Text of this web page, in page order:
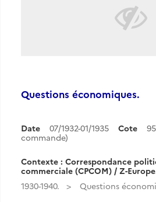
Questions économiques.
Date 07/1932-01/1935 Cote
commande)
Contexte : Correspondance
commerciale (CPCOM) / Z-
1930-1940.
Questions